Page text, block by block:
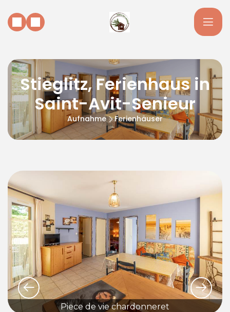
Stieglitz, Ferienhaus in
Saint-Avit-Senieur
Aufnahme Ferienhäuser
Piece de vie chardonneret